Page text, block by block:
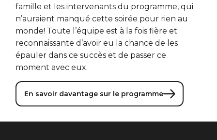
Cours de natation pour enfants
Cours de natation pour adultes
Cours d'aquaforme
Longueurs et bain libres
Sauvetage
Voir tout
SPORTS
Cours de natation pour enfants
famille et les intervenants du programme, qui
n’auraient manqué cette soirée pour rien au
monde! Toute l’équipe est à la fois fière et
reconnaissante d’avoir eu la chance de les
épauler dans ce succès et de passer ce
moment avec eux.
En savoir davantage sur le programme